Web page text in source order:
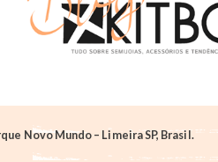
Novo Mundo – Limeira SP, Brasil.